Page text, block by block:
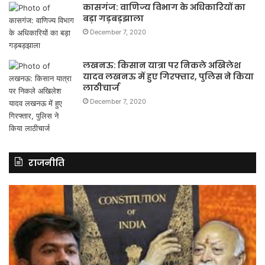
कासगंज: वाणिज्य विभाग के अधिकारियों का
बड़ा गड़बड़झाला
December 7, 2020
लखनऊ: किसान यात्रा पर निकले अखिलेश
यादव लखनऊ में हुए गिरफ्तार, पुलिस ने किया
लाठीचार्ज
December 7, 2020
राजनीति